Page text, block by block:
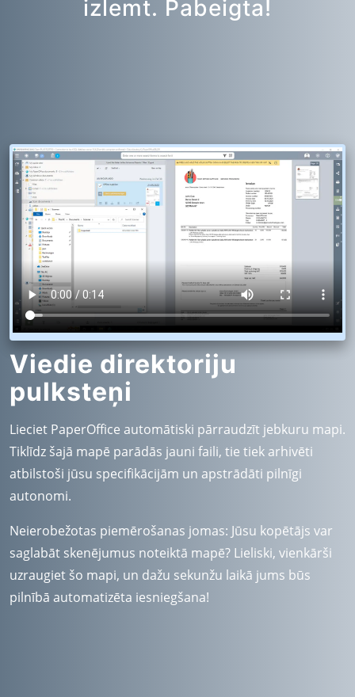
izlemt. Pabeigta!
Viedie direktoriju
pulksteņi
Lieciet PaperOffice automātiski pārraudzīt jebkuru mapi.
Tiklīdz šajā mapē parādās jauni faili, tie tiek arhivēti
atbilstoši jūsu specifikācijām un apstrādāti pilnīgi
autonomi.
Neierobežotas piemērošanas jomas: Jūsu kopētājs var
saglabāt skenējumus noteiktā mapē? Lieliski, vienkārši
uzraugiet šo mapi, un dažu sekunžu laikā jums būs
pilnībā automatizēta iesniegšana!